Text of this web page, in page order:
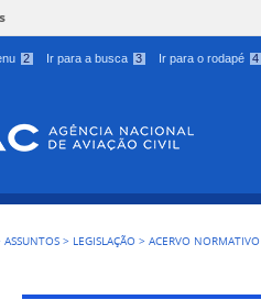
2 Ir para a busca 3 Ir para o rodapé 4
ASSUNTOS > LEGISLAÇÃO >ACERVO NORMATIVO